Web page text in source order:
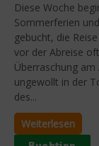
Diese Woche
Sommerferien
gebucht, die
vor der Abreise
Überraschung
ungewollt in der
des...
Weiterlesen